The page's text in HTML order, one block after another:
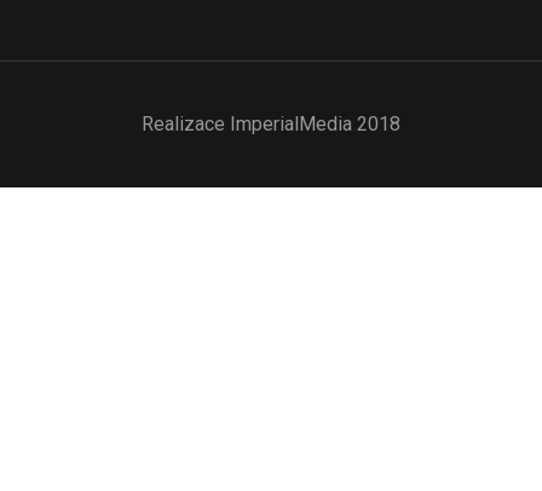
Realizace ImperialMedia 2018